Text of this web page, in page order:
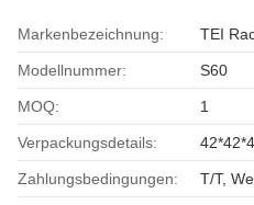
Markenbezeichnung: TEI
Modellnummer: S60
MOQ: 1
Verpackungsdetails:
Zahlungsbedingungen: T/T,